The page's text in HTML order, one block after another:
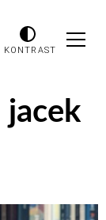
KONTRAST
jacek